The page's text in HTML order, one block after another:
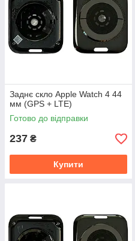
Заднє скло Apple Watch 4 44
мм (GPS + LTE)
Готово до відправки
237 ₴
Купити